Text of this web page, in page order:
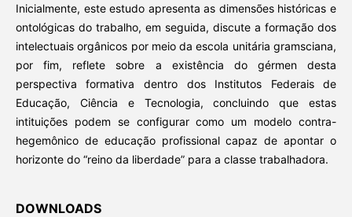
Inicialmente, este estudo apresenta as dimensões históricas e
ontológicas do trabalho, em seguida, discute a formação dos
intelectuais orgânicos por meio da escola unitária gramsciana,
por fim, reflete sobre a existência do gérmen desta
perspectiva formativa dentro dos Institutos Federais de
Educação, Ciência e Tecnologia, concluindo que estas
intituições podem se configurar como um modelo contra-
hegemônico de educação profissional capaz de apontar o
horizonte do “reino da liberdade” para a classe trabalhadora.
DOWNLOADS